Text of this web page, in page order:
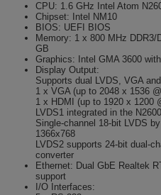
CPU: 1.6 GHz Intel Atom
Chipset: Intel NM10
BIOS: UEFI BIOS
Memory: 1 x 800 MHz
GB
Graphics: Intel GMA 3600
Display Output:
Supports dual LVDS, VGA
1 x VGA (up to 2048 x 1536
1 x HDMI (up to 1920 x 1200
LVDS1 integrated in the N2600
Single-channel 18-bit LVDS
1366x768
LVDS2 supports 24-bit dual-
converter
Ethernet: Dual GbE Realtek
support
I/O Interfaces: